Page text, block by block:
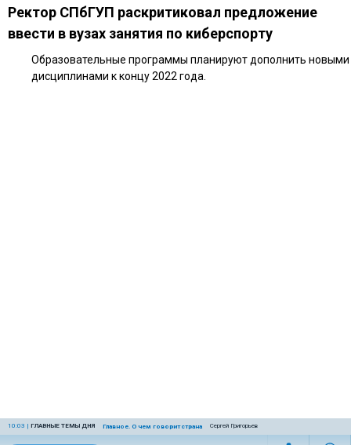
10:03 | ГЛАВНЫЕ ТЕМЫ ДНЯ Главное. О чем говорит страна Сергей Григорьев
Ректор СПбГУП раскритиковал предложение
ввести в вузах занятия по киберспорту
Образовательные программы планируют дополнить новыми
дисциплинами к концу 2022 года.